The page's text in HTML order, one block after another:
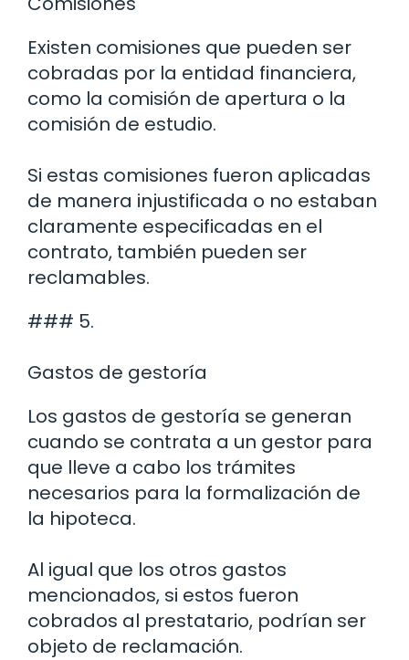
Existen comisiones que pueden ser
cobradas por la entidad financiera,
como la comisión de apertura o la
comisión de estudio.
Si estas comisiones fueron aplicadas
de manera injustificada o no estaban
claramente especificadas en el
contrato, también pueden ser
reclamables.
### 5.
Gastos de gestoría
Los gastos de gestoría se generan
cuando se contrata a un gestor para
que lleve a cabo los trámites
necesarios para la formalización de
la hipoteca.
Al igual que los otros gastos
mencionados, si estos fueron
cobrados al prestatario, podrían ser
objeto de reclamación.